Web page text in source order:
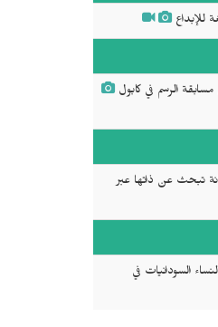
للإبداع
الرسم في كابول
تبحث عن ذاتها عبر
السودانيات في